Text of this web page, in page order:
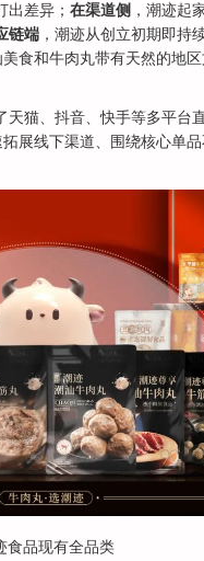
差异； 在渠道侧 ，潮迹起
链端 ，潮迹从创立初期即持
美食和牛肉丸带有天然的地
猫、抖音、快手等多平台
展线下渠道、围绕核心单
食品现有全品类